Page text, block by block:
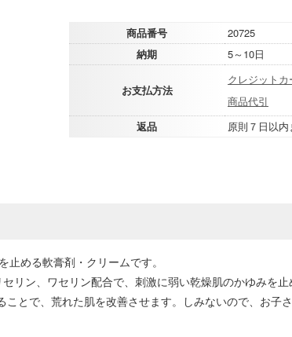
商品番号
20725
納期
5～10日
お支払方法
クレジットカ
商品代引
返品
原則７日以内
止める軟膏剤・クリームです。
リン、ワセリン配合で、刺激に弱い乾燥肌のかゆみを
とで、荒れた肌を改善させます。しみないので、お子